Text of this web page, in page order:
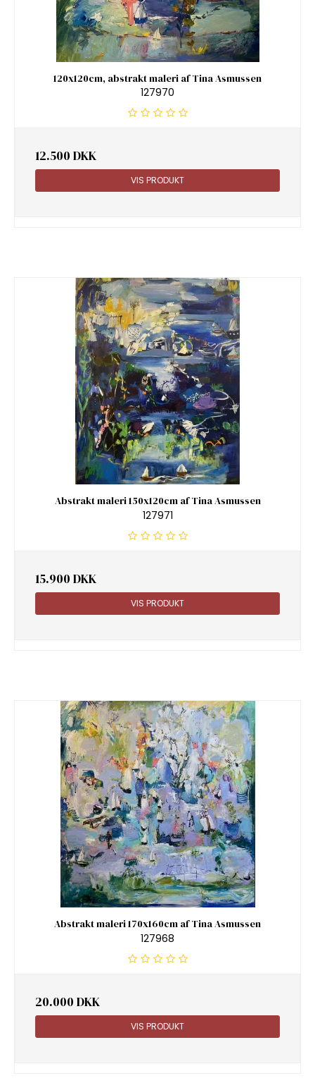
120x120cm, abstrakt maleri af Tina Asmussen
127970
12.500 DKK
VIS PRODUKT
Abstrakt maleri 150x120cm af Tina Asmussen
127971
15.900 DKK
VIS PRODUKT
Abstrakt maleri 170x160cm af Tina Asmussen
127968
20.000 DKK
VIS PRODUKT